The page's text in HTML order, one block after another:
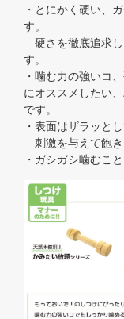
・とにかく硬い、
す。
硬さを徹底追求し
す。
・噛む力の強いコ
にオススメしたい
です。
・表面はザラッと
刺激を与えて飽き
・ガシガシ噛むこ